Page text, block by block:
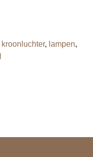
kroonluchter, lampen,